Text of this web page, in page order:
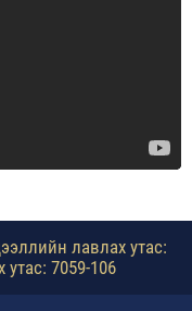
лавлах утас:
утас: 7059-106